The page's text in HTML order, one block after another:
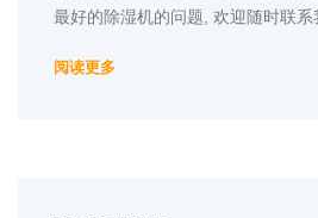
最好的除湿机的问题, 欢迎随时联系
阅读更多